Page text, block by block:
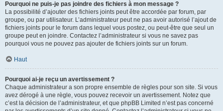
Pourquoi ne puis-je pas joindre des fichiers à mon message ?
La possibilité d’ajouter des fichiers joints peut être accordée par forum, par
groupe, ou par utilisateur. L’administrateur peut ne pas avoir autorisé l’ajout de
fichiers joints pour le forum dans lequel vous postez, ou peut-être que seul un
groupe peut en joindre. Contactez l’administrateur si vous ne savez pas
pourquoi vous ne pouvez pas ajouter de fichiers joints sur un forum.
Haut
Pourquoi ai-je reçu un avertissement ?
Chaque administrateur a son propre ensemble de règles pour son site. Si vous
avez dérogé à une règle, vous pouvez recevoir un avertissement. Notez que
c’est la décision de l’administrateur, et que phpBB Limited n’est pas concerné